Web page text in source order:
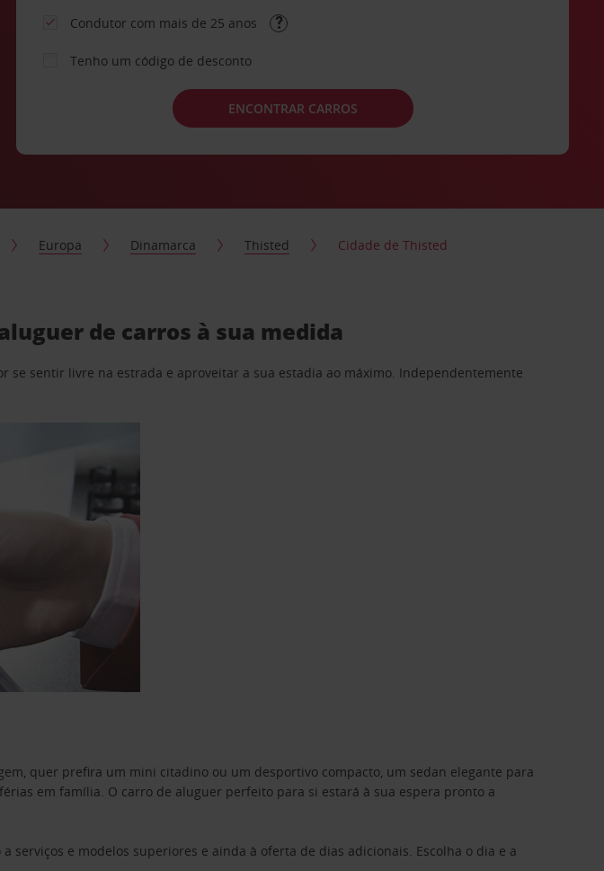
Condutor com mais de 25 anos
Tenho um código de desconto
ENCONTRAR CARROS
Europa Dinamarca Thisted Cidade de Thisted
de carros à sua medida
se sentir livre na estrada e aproveitar a sua estadia ao máximo. Independentemente
quer prefira um mini citadino ou um desportivo compacto, um sedan elegante para
em família. O carro de aluguer perfeito para si estará à sua espera pronto a
a serviços e modelos superiores e ainda à oferta de dias adicionais. Escolha o dia e a